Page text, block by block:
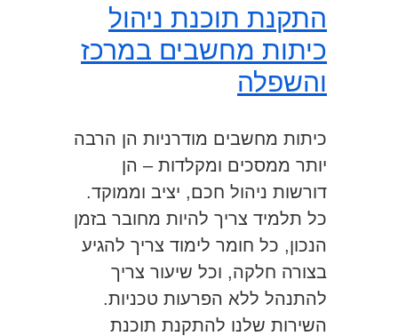
התקנת תוכנת ניהול
כיתות מחשבים במרכז
והשפלה
כיתות מחשבים מודרניות הן הרבה
יותר ממסכים ומקלדות – הן
דורשות ניהול חכם, יציב וממוקד.
כל תלמיד צריך להיות מחובר בזמן
הנכון, כל חומר לימוד צריך להגיע
בצורה חלקה, וכל שיעור צריך
להתנהל ללא הפרעות טכניות.
השירות שלנו להתקנת תוכנת